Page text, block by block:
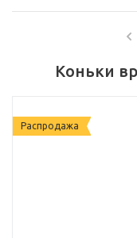
Коньки
Распродажа